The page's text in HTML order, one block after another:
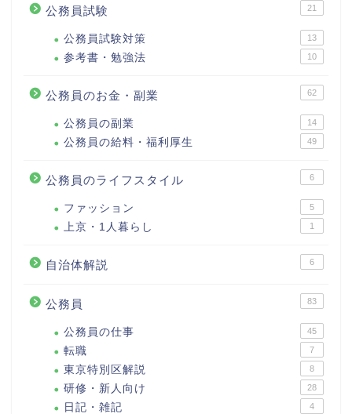
公務員試験 21
公務員試験対策 13
参考書・勉強法 10
公務員のお金・副業 62
公務員の副業 14
公務員の給料・福利厚生 49
公務員のライフスタイル 6
ファッション 5
上京・1人暮らし 1
自治体解説 6
公務員 83
公務員の仕事 45
転職 7
東京特別区解説 8
研修・新人向け 28
日記・雑記 4